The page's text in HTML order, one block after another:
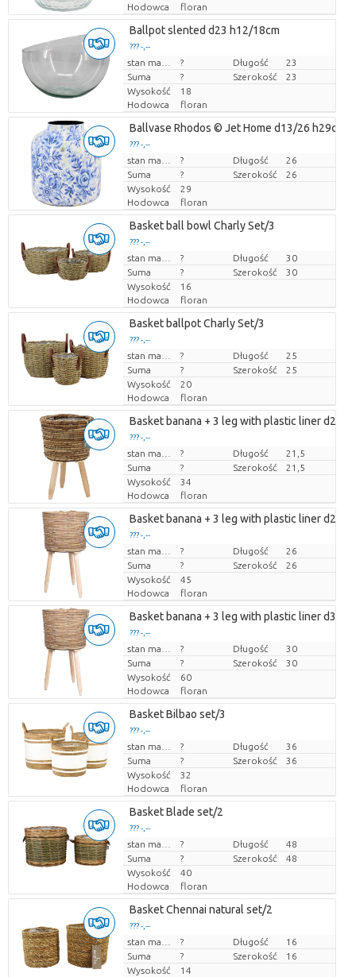
Hodowca
floran
Ballpot slented d23 h12/18cm
??? -,--
Cena za sztukę
? Długość
23
Suma
? Szerokość
23
Wysokość
18
Hodowca
floran
Ballvase Rhodos © Jet Home d13/26 h29cm
??? -,--
Cena za sztukę
? Długość
26
Suma
? Szerokość
26
Wysokość
29
Hodowca
floran
Basket ball bowl Charly Set/3
??? -,--
Cena za sztukę
? Długość
30
Suma
? Szerokość
30
Wysokość
16
Hodowca
floran
Basket ballpot Charly Set/3
??? -,--
Cena za sztukę
? Długość
25
Suma
? Szerokość
25
Wysokość
20
Hodowca
floran
Basket banana + 3 leg with plastic liner d21.5
??? -,--
Cena za sztukę
? Długość
21,5
Suma
? Szerokość
21,5
Wysokość
34
Hodowca
floran
Basket banana + 3 leg with plastic liner d26
??? -,--
Cena za sztukę
? Długość
26
Suma
? Szerokość
26
Wysokość
45
Hodowca
floran
Basket banana + 3 leg with plastic liner d30
??? -,--
Cena za sztukę
? Długość
30
Suma
? Szerokość
30
Wysokość
60
Hodowca
floran
Basket Bilbao set/3
??? -,--
Cena za sztukę
? Długość
36
Suma
? Szerokość
36
Wysokość
32
Hodowca
floran
Basket Blade set/2
??? -,--
Cena za sztukę
? Długość
48
Suma
? Szerokość
48
Wysokość
40
Hodowca
floran
Basket Chennai natural set/2
??? -,--
Cena za sztukę
? Długość
16
Suma
? Szerokość
16
Wysokość
14